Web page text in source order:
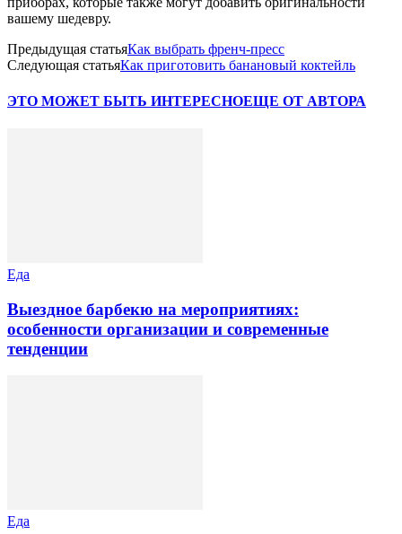
вашему шедевру.
Предыдущая статьяКак выбрать френч-пресс
Следующая статьяКак приготовить банановый коктейль
ЭТО МОЖЕТ БЫТЬ ИНТЕРЕСНОЕЩЕ ОТ АВТОРА
Еда
Выездное барбекю на мероприятиях:
особенности организации и современные
тенденции
Еда